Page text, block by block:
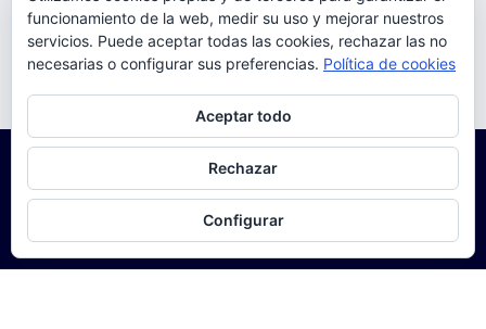
torrent al dia Ago 5, 2026
funcionamiento de la web, medir su uso y mejorar nuestros
servicios. Puede aceptar todas las cookies, rechazar las no
necesarias o configurar sus preferencias. Política de cookies
Aceptar todo
Rechazar
Configurar
Para obtener más información, incluido cómo gestionar las cookies,